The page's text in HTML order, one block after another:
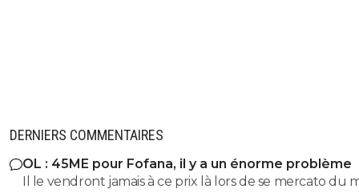
DERNIERS COMMENTAIRES
OL : 45ME pour Fofana, il y a un énorme problème
Il le vendront jamais à ce prix là lors de se mercato du